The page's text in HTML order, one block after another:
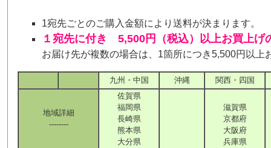
1宛先ごとのご購入金額により送料が決まります。
１宛先に付き 5,500円（税込）以上お買上げ
お届け先が複数の場合は、1箇所につき5,500円以
九州・中国 沖縄 関西・四国
地域詳細
--------
佐賀県
福岡県
長崎県
熊本県
大分県
滋賀県
京都府
大阪府
兵庫県